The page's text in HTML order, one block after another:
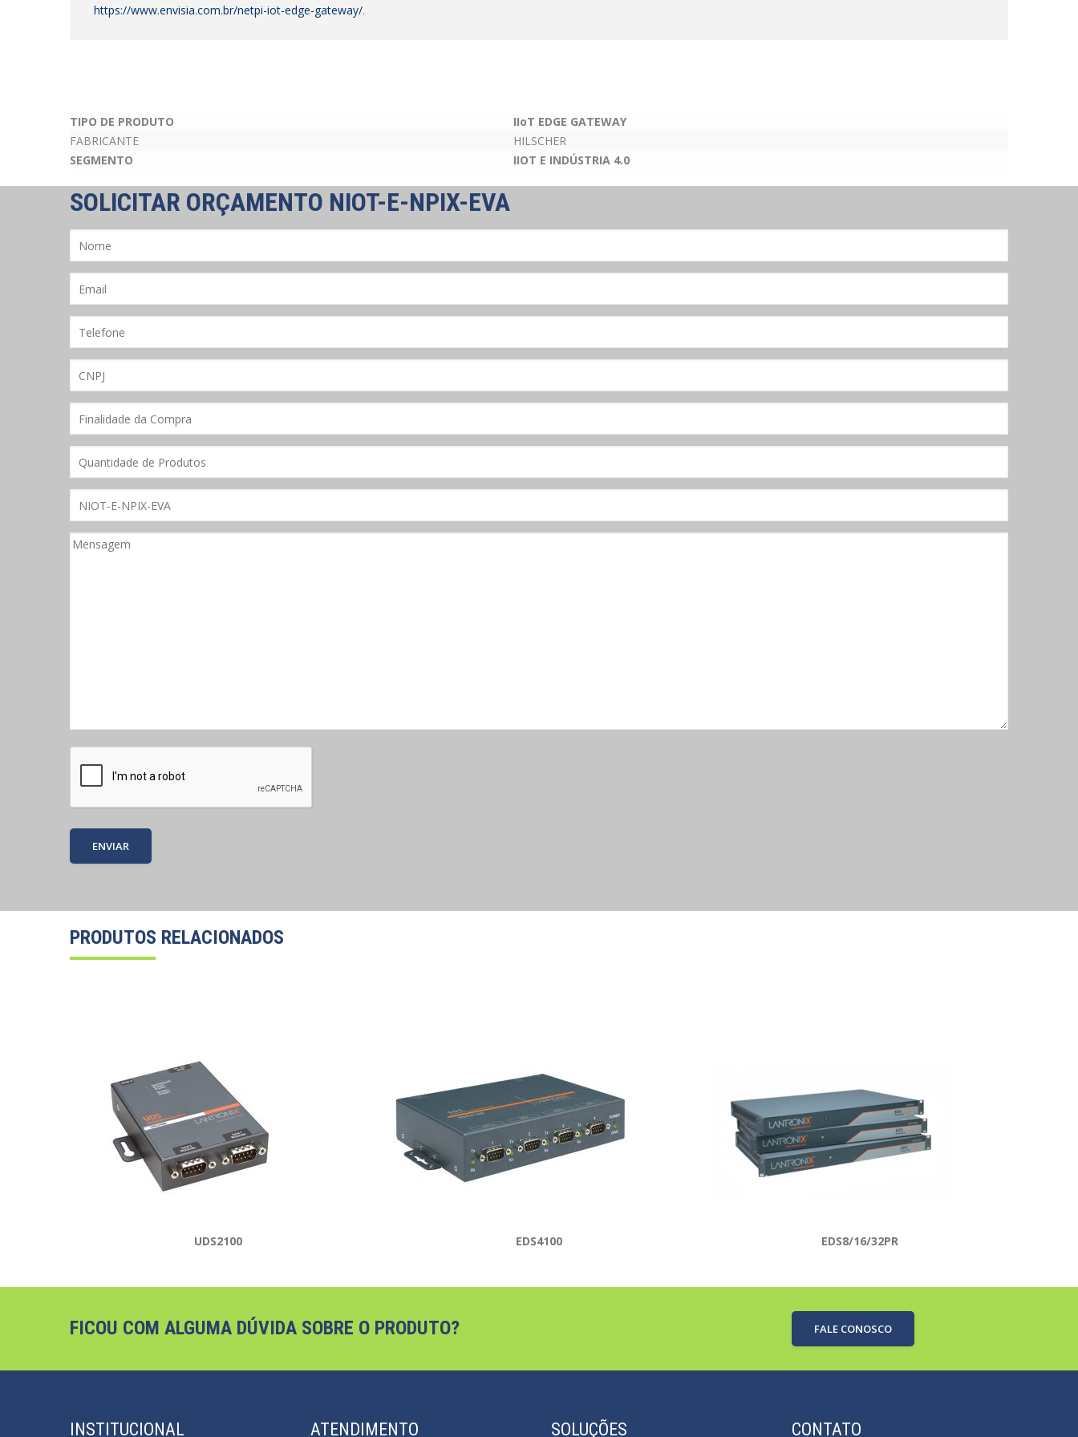
https://www.envisia.com.br/netpi-iot-edge-gateway/.
TIPO DE PRODUTO
IIoT EDGE GATEWAY
FABRICANTE
HILSCHER
SEGMENTO
IIOT E INDÚSTRIA 4.0
SOLICITAR ORÇAMENTO NIOT-E-NPIX-EVA
PRODUTOS RELACIONADOS
UDS2100 EDS4100 EDS8/16/32PR
FICOU COM ALGUMA DÚVIDA SOBRE O PRODUTO? FALE CONOSCO
INSTITUCIONAL ATENDIMENTO SOLUÇÕES CONTATO